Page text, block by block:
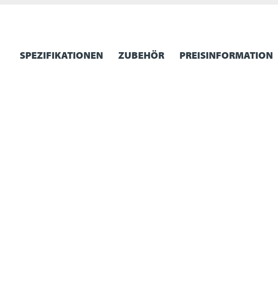
SPEZIFIKATIONEN ZUBEHÖR PREISINFORMATION